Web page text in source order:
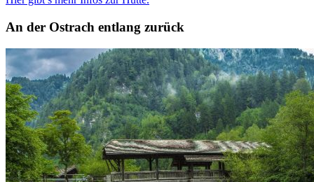
An der Ostrach entlang zurück